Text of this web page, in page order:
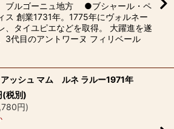
ブルゴーニュ地方 ●ブシャール・ペ
ス 創業1731年。1775年にヴォルネー
、タイユピエなどを取得。 大躍進を遂
3代目のアントワーヌ フィリベール
アッシュ マム ルネ ラルー1971年
(税別)
円)